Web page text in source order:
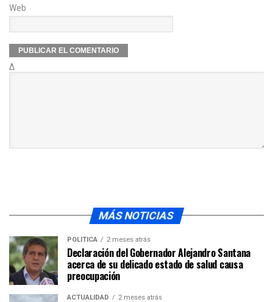
Web
Δ
MÁS NOTICIAS
POLÍTICA 2 meses atrás
Declaración del Gobernador Alejandro Santana
acerca de su delicado estado de salud causa
preocupación
ACTUALIDAD 2 meses atrás